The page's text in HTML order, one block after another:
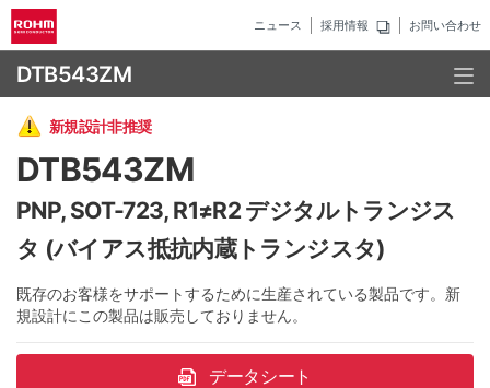
ニュース 採用情報 お問い合わせ
DTB543ZM
新規設計非推奨
DTB543ZM
PNP, SOT-723, R1≠R2 デジタルトランジス
タ (バイアス抵抗内蔵トランジスタ)
既存のお客様をサポートするために生産されている製品です。新
規設計にこの製品は販売しておりません。
データシート